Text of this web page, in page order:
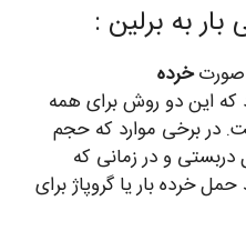
به برلین :
صورتخرده
این دو روش برای همه
در برخی موارد که حجم
و در زمانی که
خرده بار یا گروپاژ برای